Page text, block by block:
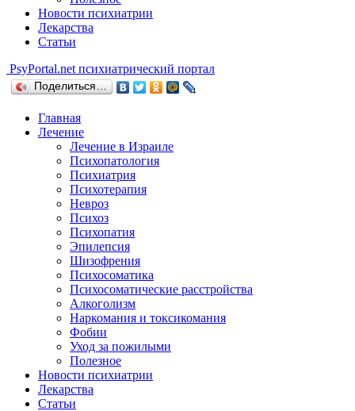
Новости психиатрии
Лекарства
Статьи
PsyPortal.net психиатрический портал
Поделиться…
Главная
Лечение
Лечение в Израиле
Психопатология
Психиатрия
Психотерапия
Невроз
Психоз
Психопатия
Эпилепсия
Шизофрения
Психосоматика
Психосоматические расстройства
Алкоголизм
Наркомания и токсикомания
Фобии
Уход за пожилыми
Полезное
Новости психиатрии
Лекарства
Статьи